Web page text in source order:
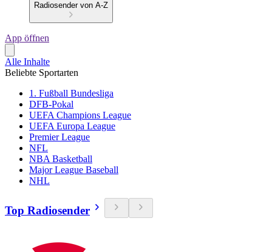
Radiosender von A-Z
App öffnen
Alle Inhalte
Beliebte Sportarten
1. Fußball Bundesliga
DFB-Pokal
UEFA Champions League
UEFA Europa League
Premier League
NFL
NBA Basketball
Major League Baseball
NHL
Top Radiosender